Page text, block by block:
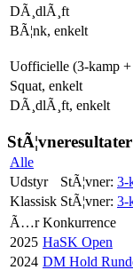
DÃ¸dlÃ¸ft
BÃ¦nk, enkelt
Uofficielle (3-kamp +
Squat, enkelt
DÃ¸dlÃ¸ft, enkelt
StÃ¦vneresultater
Alle
Udstyr
StÃ¦vner: 3-
Klassisk StÃ¦vner: 3-
Ã…r Konkurrence
2025 HaSK Open
2024 DM Hold